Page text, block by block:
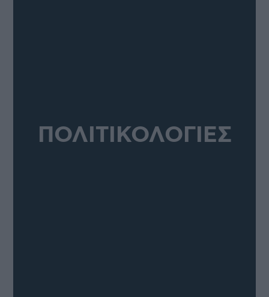
ΠΟΛΙΤΙΚΟΛΟΓΙΕΣ